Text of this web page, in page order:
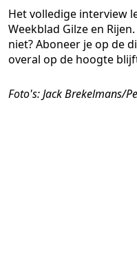
Het volledige interview
Weekblad Gilze en
niet? Aboneer je op de
overal op de hoogte
Foto's: Jack Brekelmans/